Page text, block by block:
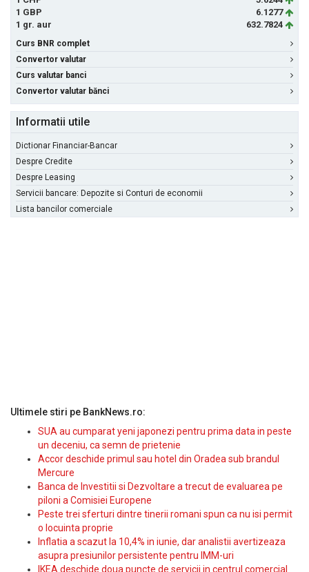
1 GBP
6.1277
1 gr. aur
632.7824
Curs BNR complet
Convertor valutar
Curs valutar banci
Convertor valutar bănci
Informatii utile
Dictionar Financiar-Bancar
Despre Credite
Despre Leasing
Servicii bancare: Depozite si Conturi de economii
Lista bancilor comerciale
Ultimele stiri pe BankNews.ro:
SUA au cumparat yeni japonezi pentru prima data in peste
un deceniu, ca semn de prietenie
Accor deschide primul sau hotel din Oradea sub brandul
Mercure
Banca de Investitii si Dezvoltare a trecut de evaluarea pe
piloni a Comisiei Europene
Peste trei sferturi dintre tinerii romani spun ca nu isi permit
o locuinta proprie
Inflatia a scazut la 10,4% in iunie, dar analistii avertizeaza
asupra presiunilor persistente pentru IMM-uri
IKEA deschide doua puncte de servicii in centrul comercial